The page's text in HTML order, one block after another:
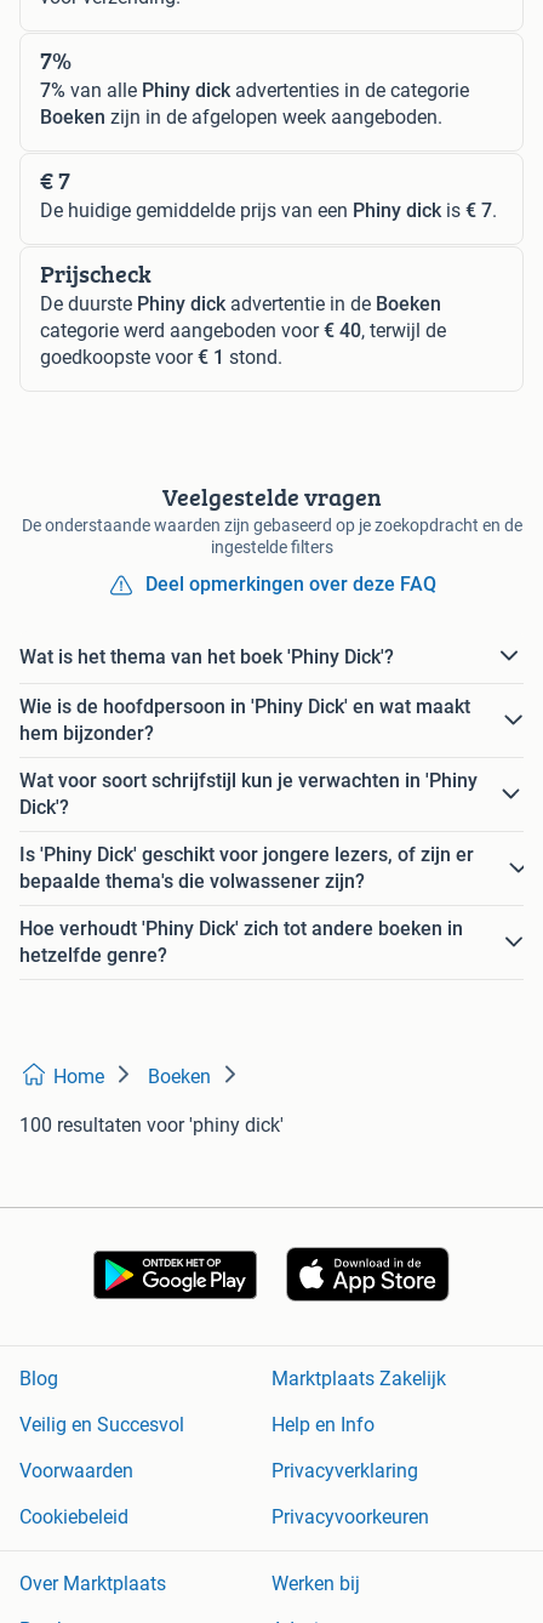
7%
7% van alle Phiny dickadvertenties in de categorie
Boeken zijn in de afgelopen week aangeboden.
€ 7
De huidige gemiddelde prijs van een Phiny dickis € 7.
Prijscheck
De duurste Phiny dickadvertentie in de Boeken
categorie werd aangeboden voor€ 40, terwijl de
goedkoopste voor€ 1 stond.
Veelgestelde vragen
De onderstaande waarden zijn gebaseerd op je zoekopdracht en de
ingestelde filters
Deel opmerkingen over deze FAQ
Wat is het thema van het boek 'Phiny Dick'?
Wie is de hoofdpersoon in 'Phiny Dick' en wat maakt
hem bijzonder?
Wat voor soort schrijfstijl kun je verwachten in 'Phiny
Dick'?
Is 'Phiny Dick' geschikt voor jongere lezers, of zijn er
bepaalde thema's die volwassener zijn?
Hoe verhoudt 'Phiny Dick' zich tot andere boeken in
hetzelfde genre?
Home Boeken
100 resultaten voor 'phiny dick'
Blog
Marktplaats Zakelijk
Veilig en Succesvol
Help en Info
Voorwaarden
Privacyverklaring
Cookiebeleid
Privacyvoorkeuren
Over Marktplaats
Werken bij